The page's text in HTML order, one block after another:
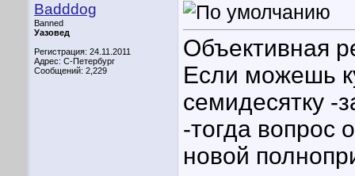
Badddog
Banned
Уазовед
Регистрация: 24.11.2011
Адрес: С-Петербург
Сообщений: 2,229
Объективная
Если можешь
семидесятку
-тогда вопрос
новой